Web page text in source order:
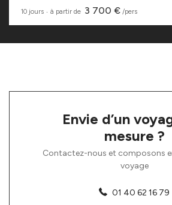
10 jours ‧ à partir de 3 700 € /pers
Envie d’un
mesure ?
Contactez-nous et composons
voyage
01 40 62 16 79